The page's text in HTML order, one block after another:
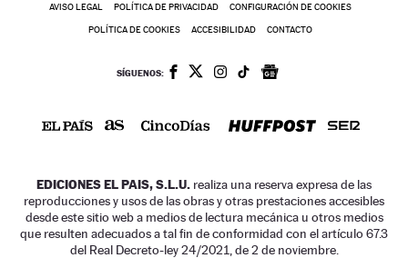
AVISO LEGAL POLÍTICA DE PRIVACIDAD CONFIGURACIÓN DE COOKIES
POLÍTICA DE COOKIES ACCESIBILIDAD CONTACTO
SÍGUENOS:
EDICIONES EL PAIS, S.L.U. realiza una reserva expresa de las
reproducciones y usos de las obras y otras prestaciones accesibles
desde este sitio web a medios de lectura mecánica u otros medios
que resulten adecuados a tal fin de conformidad con el artículo 67.3
del Real Decreto-ley 24/2021, de 2 de noviembre.